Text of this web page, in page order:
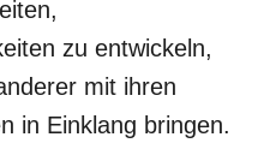
zu entwickeln,
mit ihren
in Einklang bringen.